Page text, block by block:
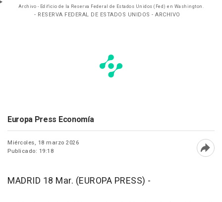
Archivo - Edificio de la Reserva Federal de Estados Unidos (Fed) en Washington.
- RESERVA FEDERAL DE ESTADOS UNIDOS - ARCHIVO
Europa Press Economía
Miércoles, 18 marzo 2026
Publicado: 19:18
MADRID 18 Mar. (EUROPA PRESS) -